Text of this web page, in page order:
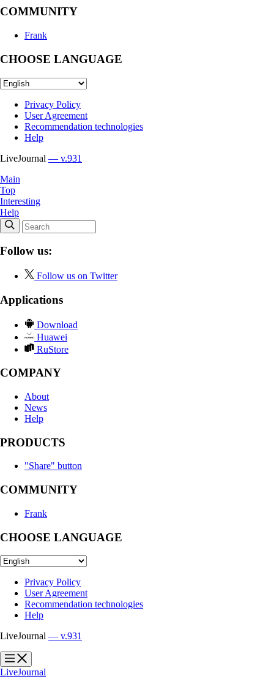
COMMUNITY
Frank
CHOOSE LANGUAGE
Privacy Policy
User Agreement
Recommendation technologies
Help
LiveJournal — v.931
Main
Top
Interesting
Help
Follow us:
Follow us on Twitter
Applications
Download
Huawei
RuStore
COMPANY
About
News
Help
PRODUCTS
"Share" button
COMMUNITY
Frank
CHOOSE LANGUAGE
Privacy Policy
User Agreement
Recommendation technologies
Help
LiveJournal — v.931
?
?
LiveJournal